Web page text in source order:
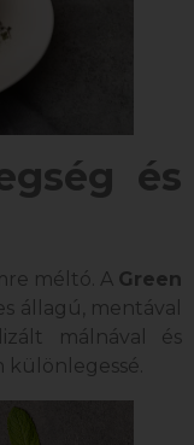
és
méltó. A Green
állagú, mentával
málnával és